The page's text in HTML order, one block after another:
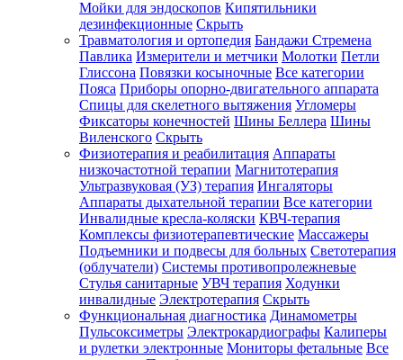
Мойки для эндоскопов Кипятильники
дезинфекционные Скрыть
Травматология и ортопедия Бандажи Стремена
Павлика Измерители и метчики Молотки Петли
Глиссона Повязки косыночные Все категории
Пояса Приборы опорно-двигательного аппарата
Спицы для скелетного вытяжения Угломеры
Фиксаторы конечностей Шины Беллера Шины
Виленского Скрыть
Физиотерапия и реабилитация Аппараты
низкочастотной терапии Магнитотерапия
Ультразвуковая (УЗ) терапия Ингаляторы
Аппараты дыхательной терапии Все категории
Инвалидные кресла-коляски КВЧ-терапия
Комплексы физиотерапевтические Массажеры
Подъемники и подвесы для больных Светотерапия
(облучатели) Системы противопролежневые
Стулья санитарные УВЧ терапия Ходунки
инвалидные Электротерапия Скрыть
Функциональная диагностика Динамометры
Пульсоксиметры Электрокардиографы Калиперы
и рулетки электронные Мониторы фетальные Все